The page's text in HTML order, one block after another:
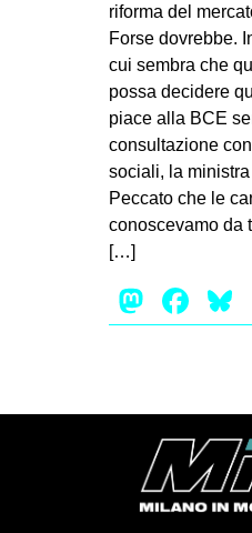
riforma del
Forse dovrebbe.
cui sembra che
possa decidere
piace alla BCE
consultazione
sociali, la
Peccato che le
conoscevamo da
[…]